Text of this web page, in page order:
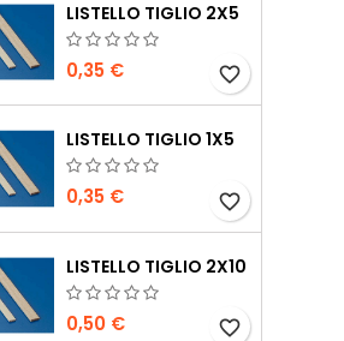
LISTELLO TIGLIO 2X5
0,35 € favorite_border
LISTELLO TIGLIO 1X5
0,35 € favorite_border
LISTELLO TIGLIO 2X10
0,50 € favorite_border